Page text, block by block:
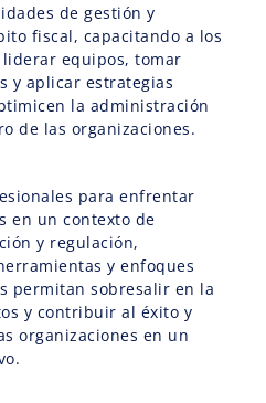
de gestión y
fiscal, capacitando a los
equipos, tomar
y aplicar estrategias
la administración
de las organizaciones.
para enfrentar
en un contexto de
y regulación,
y enfoques
permitan sobresalir en la
y contribuir al éxito y
organizaciones en un